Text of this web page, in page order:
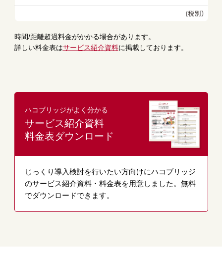
時間/距離超過料金がかかる場合があります。
詳しい料金表はサービス紹介資料に掲載しております。
ハコブリッジがよく分かる
サービス紹介資料
料金表ダウンロード
じっくり導入検討を行いたい方向けにハコブリッジ
のサービス紹介資料・料金表を用意しました。無料
でダウンロードできます。